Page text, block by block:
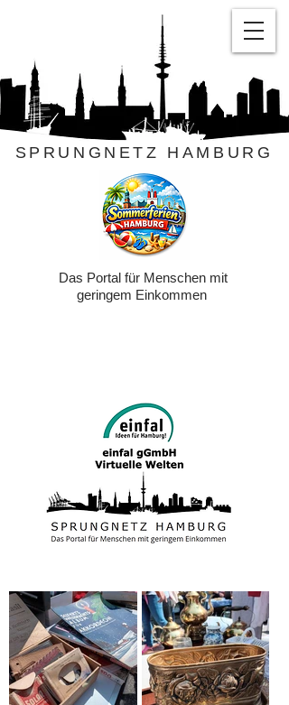
SPRUNGNETZ HAMBURG
Das Portal für Menschen mit
geringem Einkommen